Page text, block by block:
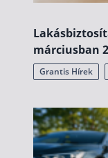
Blog
Kapcsolat
Karrier
márciusban
Grantis Hírek